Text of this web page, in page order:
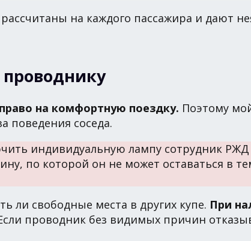
на каждого пассажира и дают
на комфортную поездку. Поэтому
поведения соседа.
индивидуальную лампу сотрудник
по которой он не может оставаться в
ли свободные места в других купе. При
проводник без видимых причин